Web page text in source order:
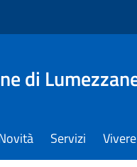
di
Servizi